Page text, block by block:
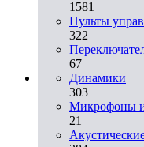
1581
Пульты
322
67
Динамики
303
Микрофоны
21